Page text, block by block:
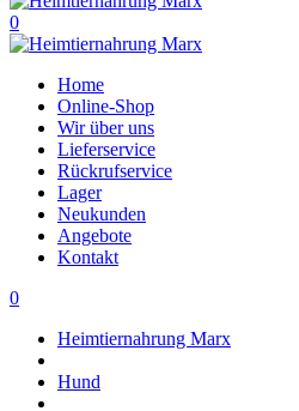
0
Home
Online-Shop
Wir über uns
Lieferservice
Rückrufservice
Lager
Neukunden
Angebote
Kontakt
0
Heimtiernahrung Marx
Hund